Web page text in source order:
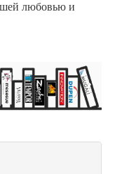
любовью и